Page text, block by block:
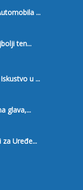
...
ten...
u ...
glava,...
za Uređe...